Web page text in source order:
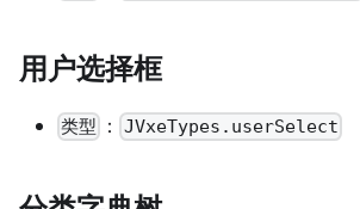
用户选择框
类型 ： JVxeTypes.userSelect